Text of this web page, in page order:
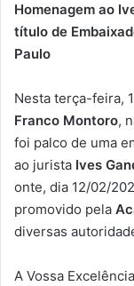
Homenagem ao
título de
Paulo
Nesta terça-feira,
Franco Montoro,
foi palco de uma
ao jurista Ives
onte, dia 12/02/
promovido pela
diversas
A Vossa